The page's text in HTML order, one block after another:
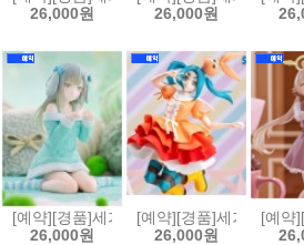
26,000원
26,000원
[예약][경품]세가 뱅드림!(BanG Dream!)
26,000원
[예약][경품]세가 모노
26,000원
[예약